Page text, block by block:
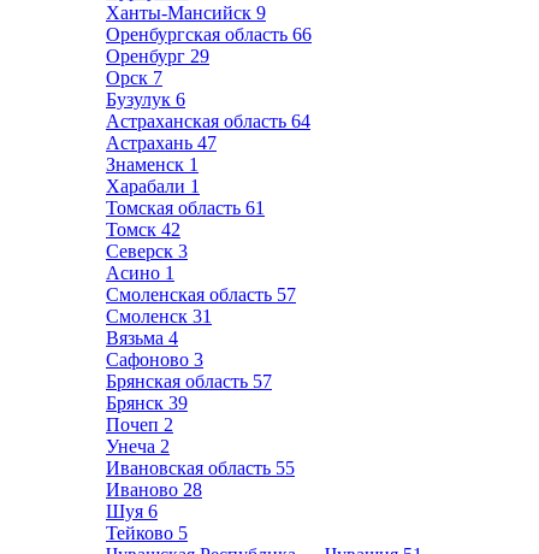
Ханты-Мансийск 9
Оренбургская область 66
Оренбург 29
Орск 7
Бузулук 6
Астраханская область 64
Астрахань 47
Знаменск 1
Харабали 1
Томская область 61
Томск 42
Северск 3
Асино 1
Смоленская область 57
Смоленск 31
Вязьма 4
Сафоново 3
Брянская область 57
Брянск 39
Почеп 2
Унеча 2
Ивановская область 55
Иваново 28
Шуя 6
Тейково 5